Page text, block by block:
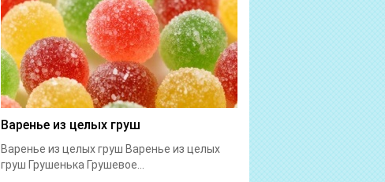
Варенье из целых груш
Варенье из целых груш Варенье из целых
груш Грушенька Грушевое...